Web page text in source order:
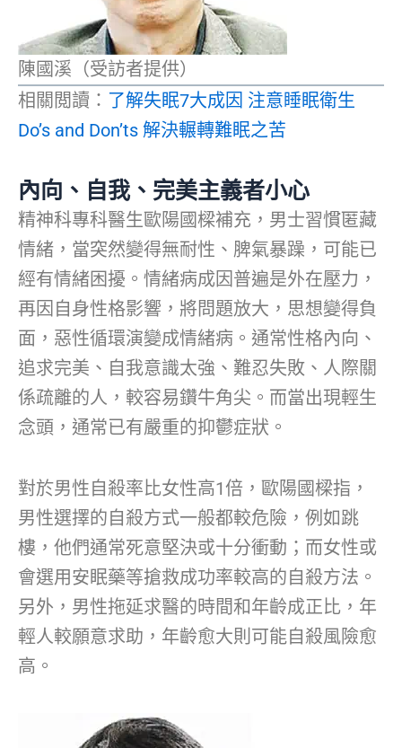
陳國溪（受訪者提供）
相關閲讀： 了解失眠7大成因 注意睡眠衛生
Do’s and Don’ts 解決輾轉難眠之苦
內向、自我、完美主義者小心
精神科專科醫生歐陽國樑補充，男士習慣匿藏
情緒，當突然變得無耐性、脾氣暴躁，可能已
經有情緒困擾。情緒病成因普遍是外在壓力，
再因自身性格影響，將問題放大，思想變得負
面，惡性循環演變成情緒病。通常性格內向、
追求完美、自我意識太強、難忍失敗、人際關
係疏離的人，較容易鑽牛角尖。而當出現輕生
念頭，通常已有嚴重的抑鬱症狀。
對於男性自殺率比女性高1倍，歐陽國樑指，
男性選擇的自殺方式一般都較危險，例如跳
樓，他們通常死意堅決或十分衝動；而女性或
會選用安眠藥等搶救成功率較高的自殺方法。
另外，男性拖延求醫的時間和年齡成正比，年
輕人較願意求助，年齡愈大則可能自殺風險愈
高。